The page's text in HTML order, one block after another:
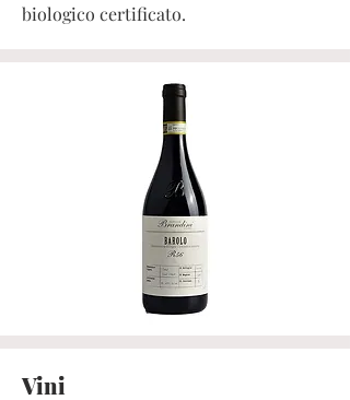
biologico certificato.
Vini